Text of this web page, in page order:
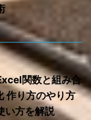
関数と組み合
作り方のやり方
い方を解説